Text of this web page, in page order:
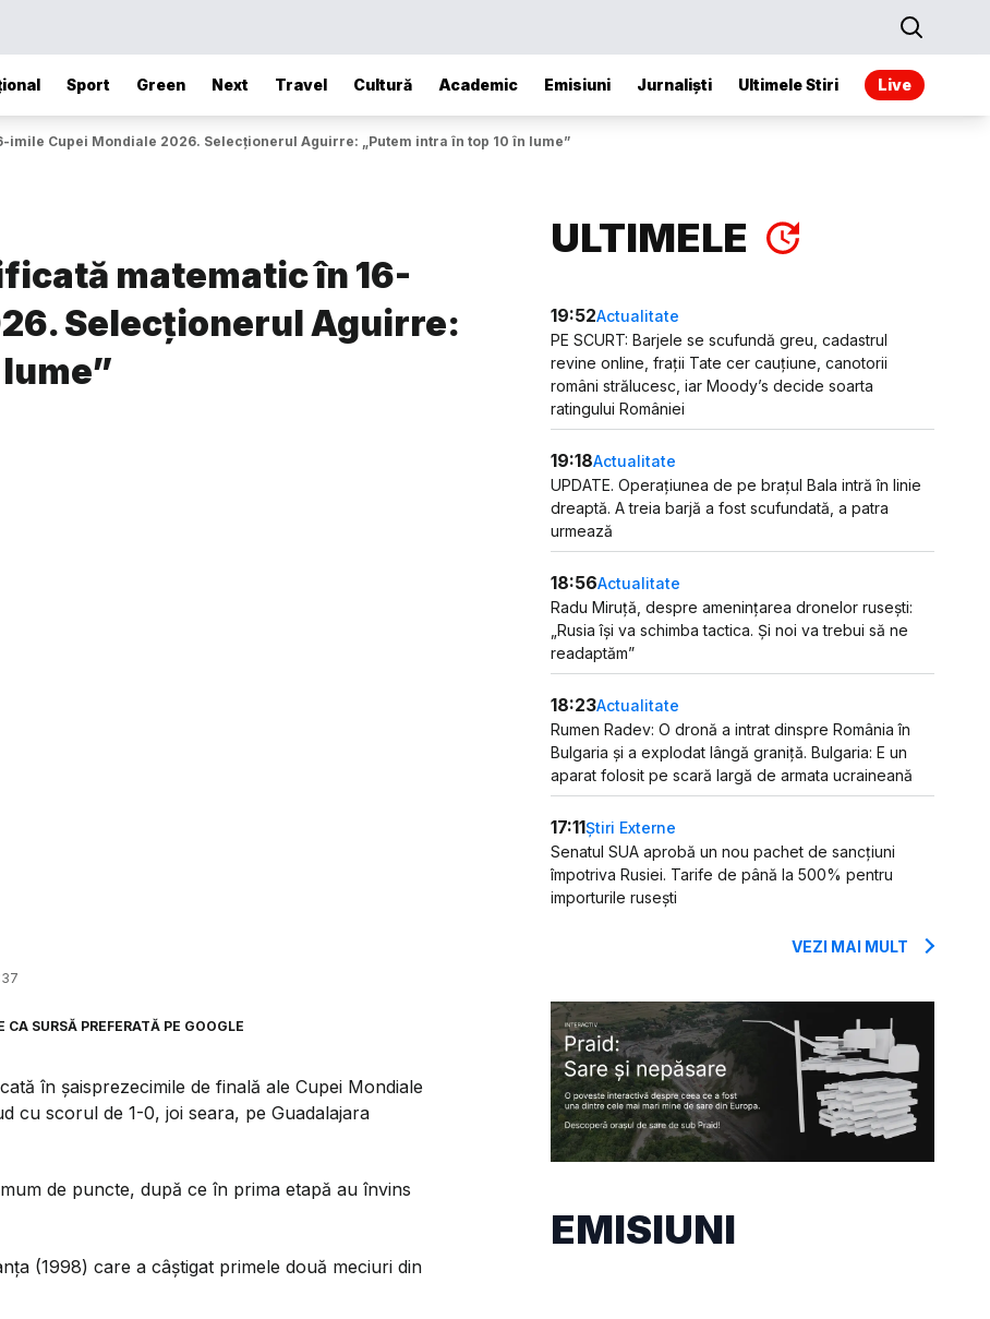
Sport Green Next Travel Cultură Academic Emisiuni Jurnaliști Ultimele Stiri Live
Cupei Mondiale 2026. Selecționerul Aguirre: „Putem intra în top 10 în lume”
matematic în 16-
Selecționerul Aguirre:
CA SURSĂ PREFERATĂ PE GOOGLE
în șaisprezecimile de finală ale Cupei Mondiale
cu scorul de 1-0, joi seara, pe Guadalajara
de puncte, după ce în prima etapă au învins
(1998) care a câștigat primele două meciuri din
ULTIMELE
19:52Actualitate
PE SCURT: Barjele se scufundă greu, cadastrul
revine online, frații Tate cer cauțiune, canotorii
români strălucesc, iar Moody’s decide soarta
ratingului României
19:18Actualitate
UPDATE. Operațiunea de pe brațul Bala intră în linie
dreaptă. A treia barjă a fost scufundată, a patra
urmează
18:56Actualitate
Radu Miruță, despre amenințarea dronelor rusești:
„Rusia își va schimba tactica. Și noi va trebui să ne
readaptăm”
18:23Actualitate
Rumen Radev: O dronă a intrat dinspre România în
Bulgaria și a explodat lângă graniță. Bulgaria: E un
aparat folosit pe scară largă de armata ucraineană
17:11Știri Externe
Senatul SUA aprobă un nou pachet de sancțiuni
împotriva Rusiei. Tarife de până la 500% pentru
importurile rusești
VEZI MAI MULT
EMISIUNI